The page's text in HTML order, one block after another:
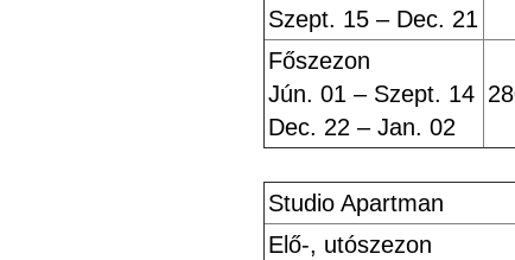
Szept. 15 – Dec. 21
Főszezon
Jún. 01 – Szept. 14
Dec. 22 – Jan. 02
Studio Apartman
Elő-, utószezon